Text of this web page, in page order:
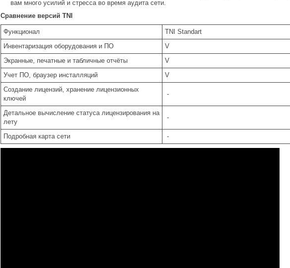
вам много усилий и стресса во время аудита сети.
Сравнение версий TNI
Функционал
TNI Standart
Инвентаризация оборудования и ПО
V
Экранные, печатные и табличные отчёты
V
Учет ПО, браузер инсталляций
V
Создание лицензий, хранение лицензионных
ключей
-
Детальное вычисление статуса лицензирования на
лету
-
Подробная карта сети -